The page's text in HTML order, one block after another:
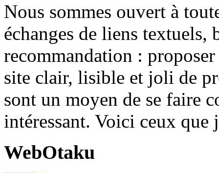
Nous sommes ouvert à
échanges de liens textuels,
recommandation :
site clair, lisible et joli de
sont un moyen de se faire
intéressant. Voici ceux que
WebOtaku